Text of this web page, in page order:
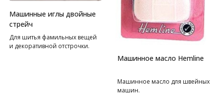
Машинные иглы двойные
стрейч
Для шитья фамильных вещей
и декоративной отстрочки.
Машинное масло Hemline
Машинное масло для швейных
машин.